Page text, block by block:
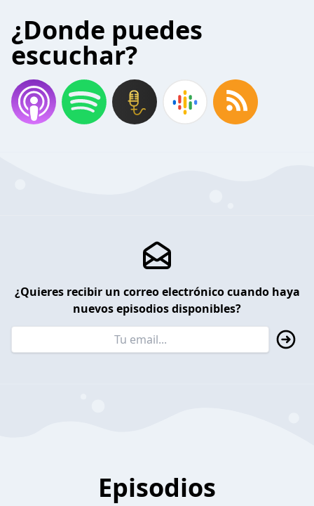
¿Donde puedes
escuchar?
¿Quieres recibir un correo electrónico cuando haya
nuevos episodios disponibles?
Episodios